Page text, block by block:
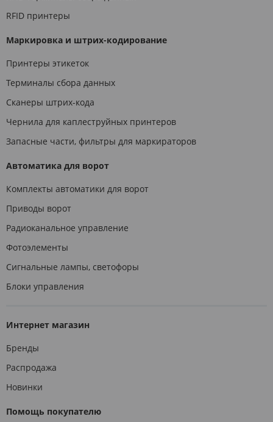
RFID принтеры
Маркировка и штрих-кодирование
Принтеры этикеток
Терминалы сбора данных
Сканеры штрих-кода
Чернила для каплеструйных принтеров
Запасные части, фильтры для маркираторов
Автоматика для ворот
Комплекты автоматики для ворот
Приводы ворот
Радиоканальное управление
Фотоэлементы
Сигнальные лампы, светофоры
Блоки управления
Интернет магазин
Бренды
Распродажа
Новинки
Помощь покупателю